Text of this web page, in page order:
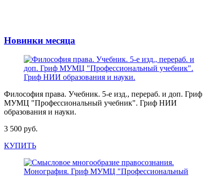
Новинки месяца
Философия права. Учебник. 5-е изд., перераб. и доп. Гриф
МУМЦ "Профессиональный учебник". Гриф НИИ
образования и науки.
3 500 руб.
КУПИТЬ